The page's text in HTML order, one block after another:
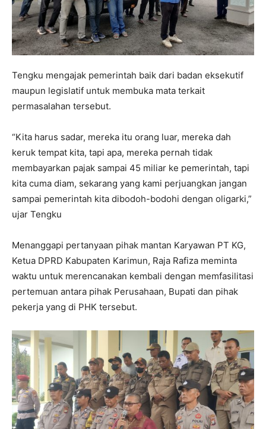
Tengku mengajak pemerintah baik dari badan eksekutif
maupun legislatif untuk membuka mata terkait
permasalahan tersebut.
“Kita harus sadar, mereka itu orang luar, mereka dah
keruk tempat kita, tapi apa, mereka pernah tidak
membayarkan pajak sampai 45 miliar ke pemerintah, tapi
kita cuma diam, sekarang yang kami perjuangkan jangan
sampai pemerintah kita dibodoh-bodohi dengan oligarki,”
ujar Tengku
Menanggapi pertanyaan pihak mantan Karyawan PT KG,
Ketua DPRD Kabupaten Karimun, Raja Rafiza meminta
waktu untuk merencanakan kembali dengan memfasilitasi
pertemuan antara pihak Perusahaan, Bupati dan pihak
pekerja yang di PHK tersebut.